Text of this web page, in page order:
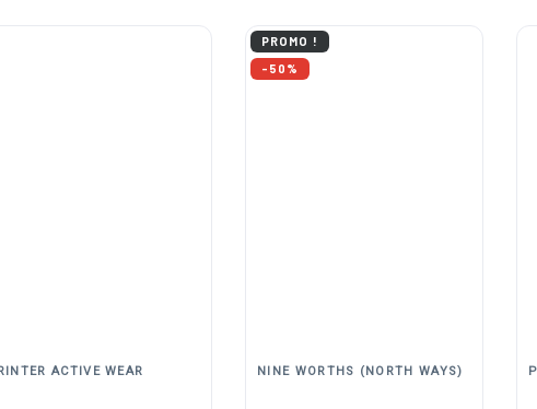
ACTIVE WEAR NINE WORTHS (NORTH WAYS)
PROMO !
-50%